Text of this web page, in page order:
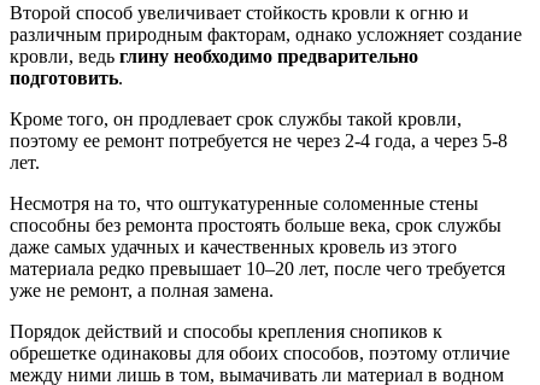
Второй способ увеличивает стойкость кровли к огню и
различным природным факторам, однако усложняет создание
кровли, ведь глину необходимо предварительно
подготовить.
Кроме того, он продлевает срок службы такой кровли,
поэтому ее ремонт потребуется не через 2-4 года, а через 5-8
лет.
Несмотря на то, что оштукатуренные соломенные стены
способны без ремонта простоять больше века, срок службы
даже самых удачных и качественных кровель из этого
материала редко превышает 10–20 лет, после чего требуется
уже не ремонт, а полная замена.
Порядок действий и способы крепления снопиков к
обрешетке одинаковы для обоих способов, поэтому отличие
между ними лишь в том, вымачивать ли материал в водном